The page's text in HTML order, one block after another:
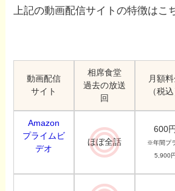
上記の動画配信サイトの特徴はこ
動画配信
サイト
相席食堂
過去の放送
回
月額
（税込
Amazon
プライムビ
デオ
ほぼ全話
600円
※年間プ
5,900